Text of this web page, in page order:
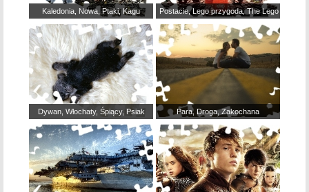
Kaledonia, Nowa, Ptaki, Kagu Postacie, Lego przygoda, The Lego Movie
Dywan, Włochaty, Śpiący, Psiak Para, Droga, Zakochana